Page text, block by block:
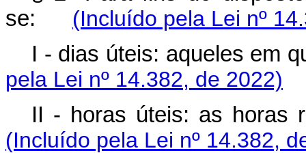
se: (Incluído pela Lei nº
I - dias úteis: aqueles
pela Lei nº 14.382, de 2022)
II - horas úteis: as
(Incluído pela Lei nº 14.382,